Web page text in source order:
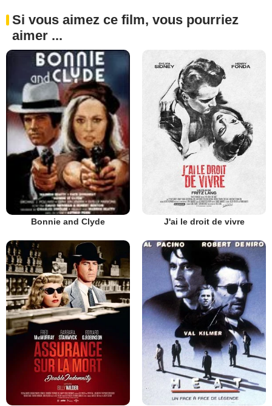
Si vous aimez ce film, vous pourriez
aimer ...
Bonnie and Clyde J'ai le droit de vivre